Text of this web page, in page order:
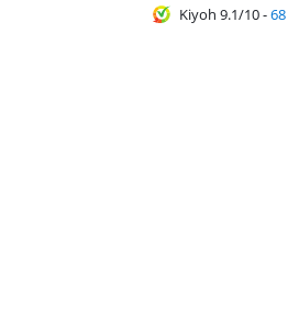
Kiyoh 9.1/10-